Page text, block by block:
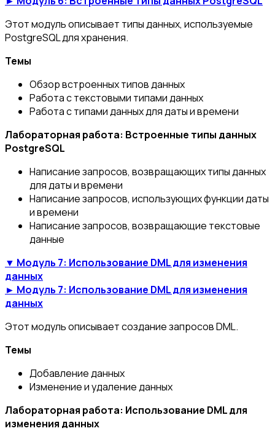
Этот модуль описывает типы данных, используемые
PostgreSQL для хранения.
Темы
Обзор встроенных типов данных
Работа с текстовыми типами данных
Работа с типами данных для даты и времени
Лабораторная работа: Встроенные типы данных
PostgreSQL
Написание запросов, возвращающих типы данных
для даты и времени
Написание запросов, использующих функции даты
и времени
Написание запросов, возвращающие текстовые
данные
▼ Модуль 7: Использование DML для изменения
данных
► Модуль 7: Использование DML для изменения
данных
Этот модуль описывает создание запросов DML.
Темы
Добавление данных
Изменение и удаление данных
Лабораторная работа: Использование DML для
изменения данных